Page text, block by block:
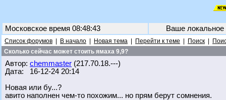
Московское время 08:48:43 Ваше
Список форумов В начало Новая тема Перейти к теме Поиск
Сколько сейчас может стоить ямаха 9,9?
Автор: chemmaster (217.70.18.---)
Дата: 16-12-24 20:14
Новая или бу...?
авито наполнен чем-то похожим... но прям берут сомнения.